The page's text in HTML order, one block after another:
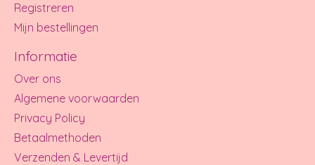
Registreren
Mijn bestellingen
Informatie
Over ons
Algemene voorwaarden
Privacy Policy
Betaalmethoden
Verzenden & Levertijd